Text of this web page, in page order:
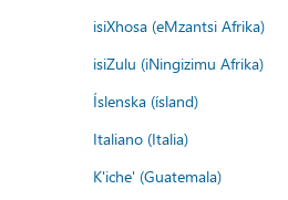
isiXhosa (eMzantsi Afrika)
isiZulu (iNingizimu Afrika)
Íslenska (ísland)
Italiano (Italia)
K'iche' (Guatemala)